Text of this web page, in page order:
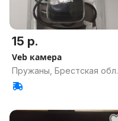
15 р.
Veb камера
Пружаны, Брестская обл.